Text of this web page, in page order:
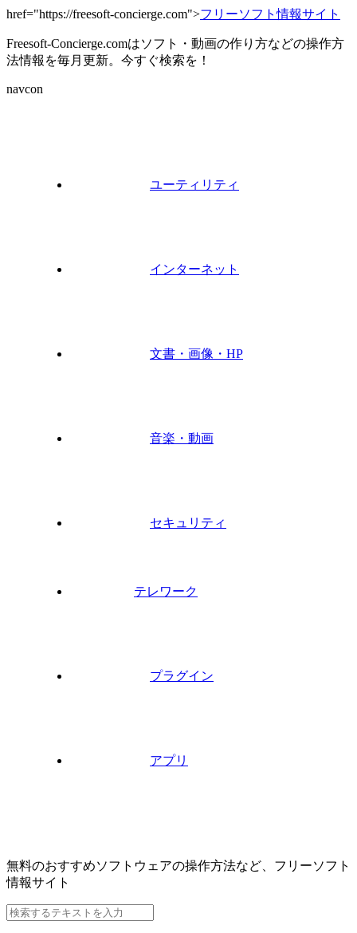
href="https://freesoft-concierge.com">フリーソフト情報サイト
Freesoft-Concierge.comはソフト・動画の作り方などの操作方
法情報を毎月更新。今すぐ検索を！
navcon
ユーティリティ
インターネット
文書・画像・HP
音楽・動画
セキュリティ
テレワーク
プラグイン
アプリ
無料のおすすめソフトウェアの操作方法など、フリーソフト
情報サイト